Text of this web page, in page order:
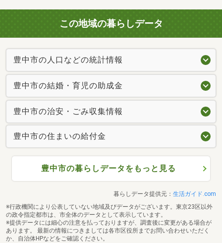
この地域の暮らしデータ
豊中市の人口などの統計情報
豊中市の結婚・育児の助成金
豊中市の治安・ごみ収集情報
豊中市の住まいの給付金
豊中市の暮らしデータをもっと見る
暮らしデータ提供元： 生活ガイド.com
※行政機関により公表していない地域及びデータがございます。東京23区以外
の政令指定都市は、市全体のデータとして表示しています。
※提供データには細心の注意を払っておりますが、調査後に変更がある場合が
あります。 最新の情報につきましては各市区役所までお問い合わせいただく
か、自治体HPなどをご確認ください。